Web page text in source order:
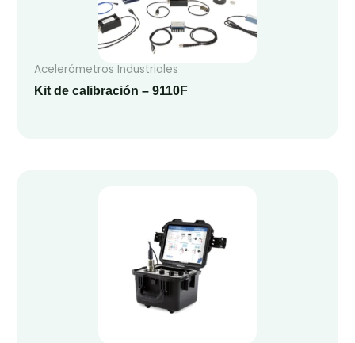
Acelerómetros Industriales
Kit de calibración – 9110F